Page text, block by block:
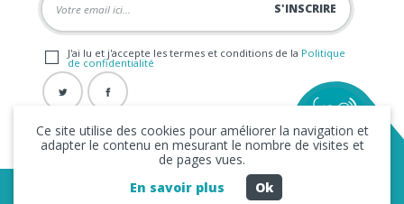
J'ai lu et j'accepte les termes et conditions de la Politique
de confidentialité
Copyright © 2026 La FRAP -Mentions légales
Ce site utilise des cookies pour améliorer la navigation et
adapter le contenu en mesurant le nombre de visites et
de pages vues.
En savoir plus
Ok